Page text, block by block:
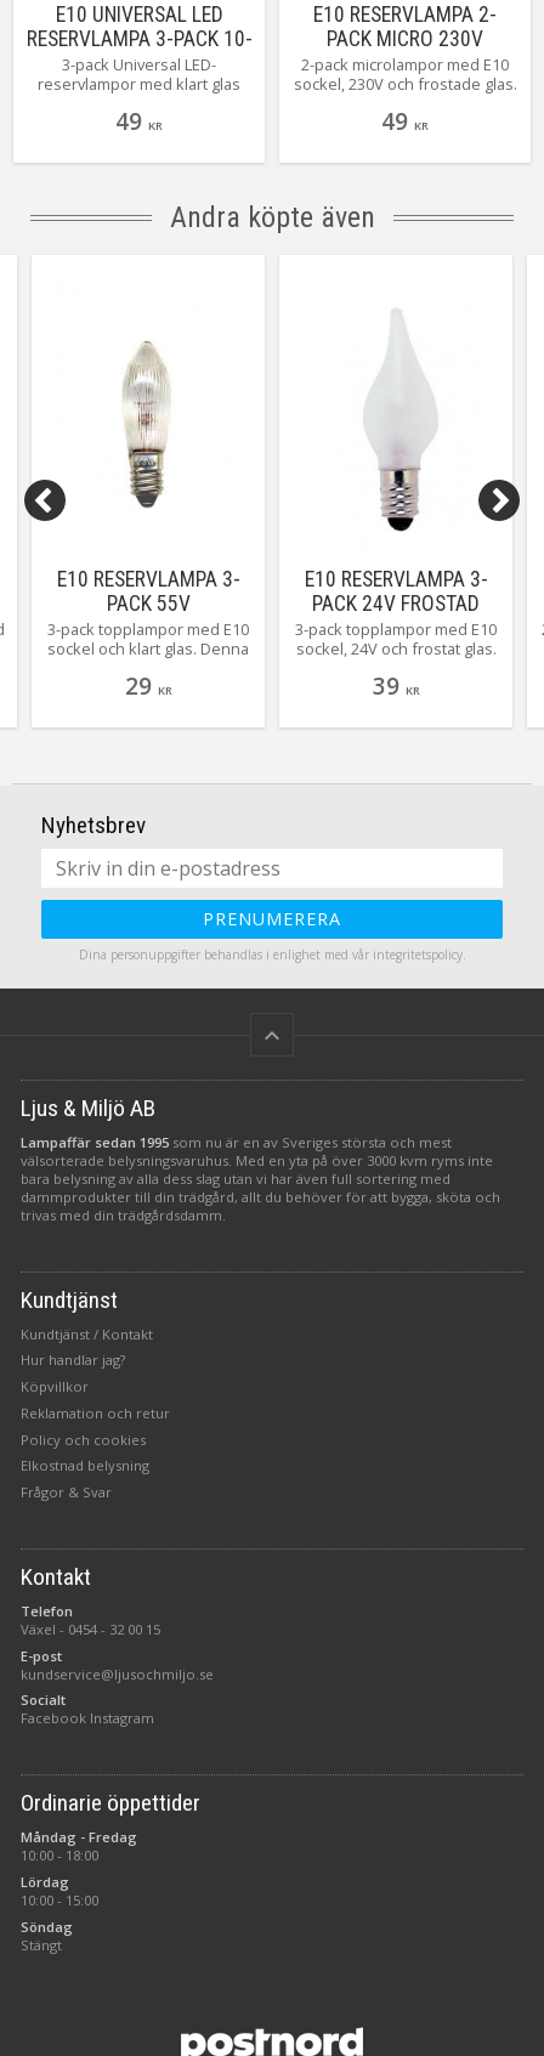
E10 UNIVERSAL LED
RESERVLAMPA 3-PACK 10-
55V UTOMHUS
3-pack Universal LED-
reservlampor med klart glas
produkt passar till våra 5-
stickkontakt. För inomhusbruk.
49 KR
E10 RESERVLAMPA 2-
PACK MICRO 230V
FROSTAD
2-pack microlampor med E10
sockel, 230V och frostade glas.
49 KR
Andra köpte även
E10 RESERVLAMPA 3-
PACK 55V
TRANSPARENT
3-pack topplampor med E10
sockel och klart glas. Denna
armade ljusstakar med
Användningsområdet är
29 KR
E10 RESERVLAMPA 3-
PACK 24V FROSTAD
3-pack topplampor med E10
sockel, 24V och frostat glas.
våra 5-armade ljusstakar
Användningsområdet är
39 KR
Nyhetsbrev
PRENUMERERA
Dina personuppgifter behandlas i enlighet med vår integritetspolicy.
keyboard_arrow_up
Ljus & Miljö AB
Lampaffär sedan 1995 som nu är en av Sveriges största och mest
välsorterade belysningsvaruhus. Med en yta på över 3000 kvm ryms inte
bara belysning av alla dess slag utan vi har även full sortering med
dammprodukter till din trädgård, allt du behöver för att bygga, sköta och
trivas med din trädgårdsdamm.
Kundtjänst
Kundtjänst / Kontakt
Hur handlar jag?
Köpvillkor
Reklamation och retur
Policy och cookies
Elkostnad belysning
Frågor & Svar
Kontakt
Telefon
Växel - 0454 - 32 00 15
E-post
kundservice@ljusochmiljo.se
Socialt
Facebook Instagram
Ordinarie öppettider
Måndag - Fredag
10:00 - 18:00
Lördag
10:00 - 15:00
Söndag
Stängt